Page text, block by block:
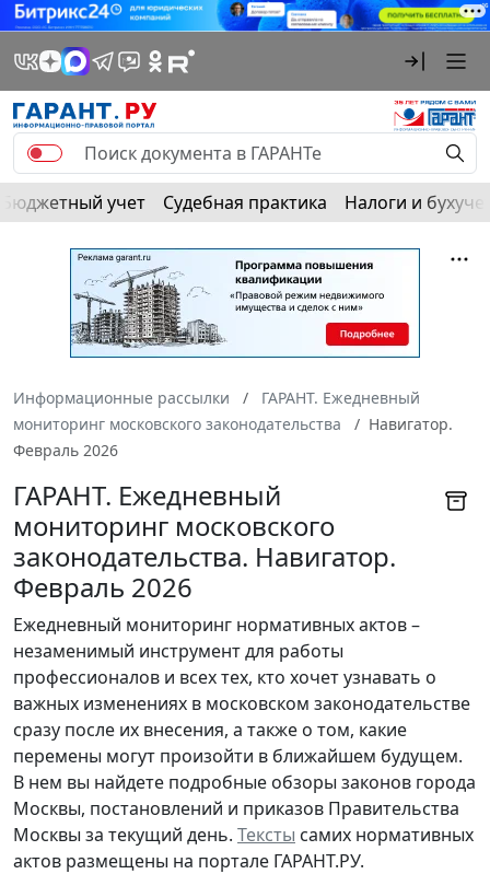
Бюджетный учет Судебная практика Налоги и
Информационные рассылки
ГАРАНТ. Ежедневный
мониторинг московского законодательства
Навигатор.
Февраль 2026
ГАРАНТ. Ежедневный
мониторинг московского
законодательства. Навигатор.
Февраль 2026
Ежедневный мониторинг нормативных актов –
незаменимый инструмент для работы
профессионалов и всех тех, кто хочет узнавать о
важных изменениях в московском законодательстве
сразу после их внесения, а также о том, какие
перемены могут произойти в ближайшем будущем.
В нем вы найдете подробные обзоры законов города
Москвы, постановлений и приказов Правительства
Москвы за текущий день. Тексты самих нормативных
актов размещены на портале ГАРАНТ.РУ.